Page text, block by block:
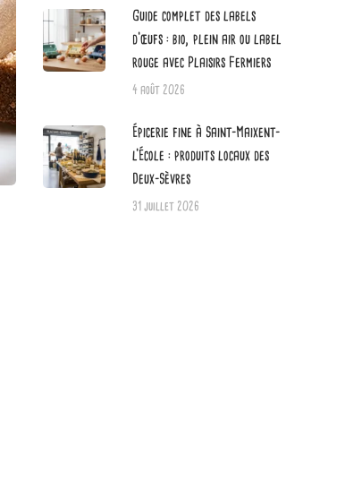
Guide complet des labels
d’œufs : bio, plein air ou label
rouge avec Plaisirs Fermiers
4 août 2026
Épicerie fine à Saint-Maixent-
l’École : produits locaux des
Deux-Sèvres
31 juillet 2026